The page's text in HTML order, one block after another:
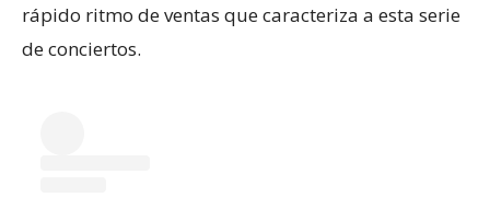
rápido ritmo de ventas que caracteriza a esta serie
de conciertos.